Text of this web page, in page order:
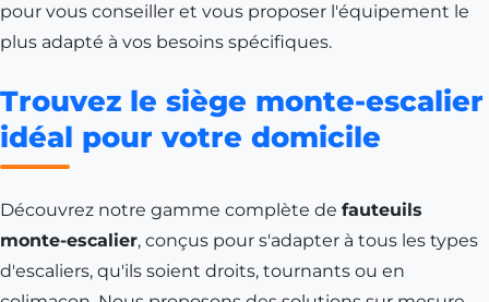
pour vous conseiller et vous proposer l'équipement le
plus adapté à vos besoins spécifiques.
Trouvez le siège monte-escalier
idéal pour votre domicile
Découvrez notre gamme complète de fauteuils
monte-escalier, conçus pour s'adapter à tous les types
d'escaliers, qu'ils soient droits, tournants ou en